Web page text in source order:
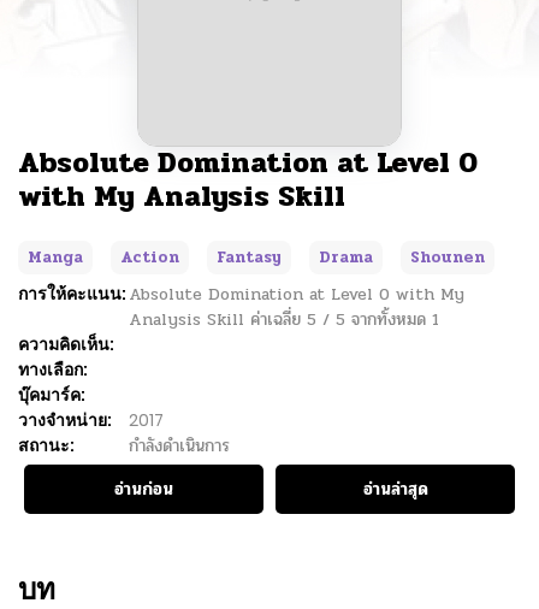
Absolute Domination at Level 0
with My Analysis Skill
Manga Action Fantasy Drama
Shounen
การให้คะแนน: Absolute Domination at Level 0 with My
Analysis Skill ค่าเฉลี่ย 5 / 5 จากทั้งหมด 1
ความคิดเห็น:
ทางเลือก:
บุ๊คมาร์ค:
วางจำหน่าย:
2017
สถานะ:
กำลังดำเนินการ
อ่านก่อน
อ่านล่าสุด
บท